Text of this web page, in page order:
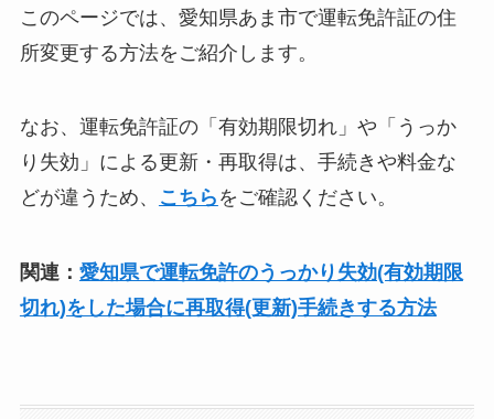
このページでは、愛知県あま市で運転免許証の住
所変更する方法をご紹介します。
なお、運転免許証の「有効期限切れ」や「うっか
り失効」による更新・再取得は、手続きや料金な
どが違うため、
こちら をご確認ください。
関連： 愛知県で運転免許のうっかり失効(有効期限
切れ)をした場合に再取得(更新)手続きする方法